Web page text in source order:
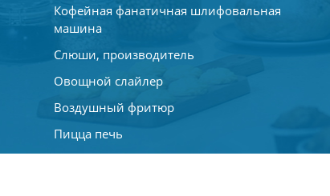
Кофейная фанатичная шлифовальная
машина
Слюши, производитель
Овощной слайлер
Воздушный фритюр
Пицца печь